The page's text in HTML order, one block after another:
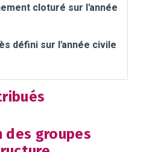
cloturé sur l'année
défini sur l'année civile
groupes